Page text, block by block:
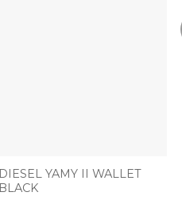
DIESEL YAMY II WALLET
BLACK